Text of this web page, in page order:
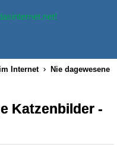
Internet
Nie dagewesene
Katzenbilder -